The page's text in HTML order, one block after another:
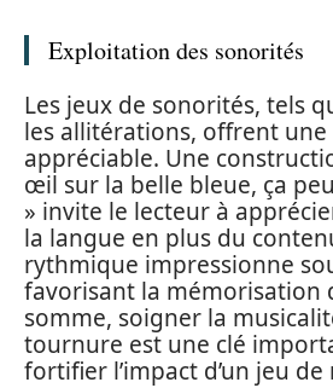
Exploitation des sonorités
Les jeux de sonorités, tels
les allitérations, offrent une
appréciable. Une
œil sur la belle bleue, ça
» invite le lecteur à
la langue en plus du
rythmique impressionne
favorisant la mémorisation
somme, soigner la
tournure est une clé
fortifier l’impact d’un jeu de